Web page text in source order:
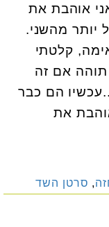
אוהבת את
יותר מהשני.
קלטתי
תוהה אם זה
הם כבר
את
, סרטן השד